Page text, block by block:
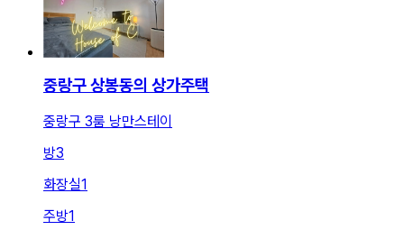
중랑구 상봉동의 상가주택
중랑구 3룸 낭만스테이
방3
화장실1
주방1